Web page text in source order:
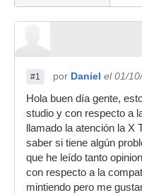
#1 por Daniel el 01/
Hola buen día gente,
studio y con respecto a
llamado la atención la X
saber si tiene algún
que he leído tanto
con respecto a la
mintiendo pero me